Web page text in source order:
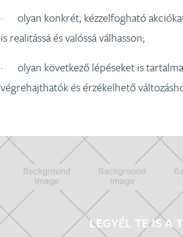
· olyan konkrét, kézzelfogható
is realitássá és valóssá válhasson;
· olyan következő lépéseket is
végrehajthatók és érzékelhető
LEGYÉL TE IS A